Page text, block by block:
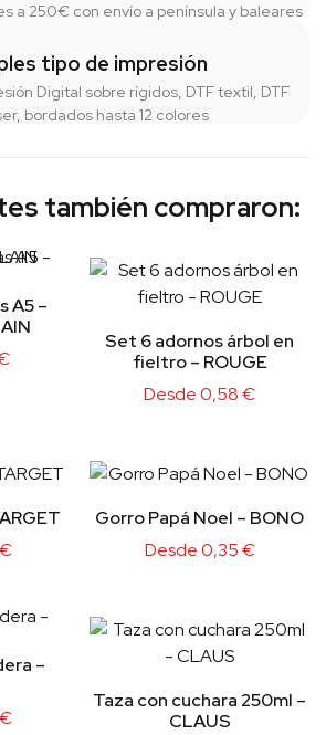
a 250€ con envío a península y baleares
tipo de impresión
Digital sobre rígidos, DTF textil, DTF
bordados hasta 12 colores
también compraron:
A5 –
Set 6 adornos árbol en
fieltro – ROUGE
Desde0,58€
€
Gorro Papá Noel – BONO
Desde0,35€
–
€
Taza con cuchara 250ml –
CLAUS